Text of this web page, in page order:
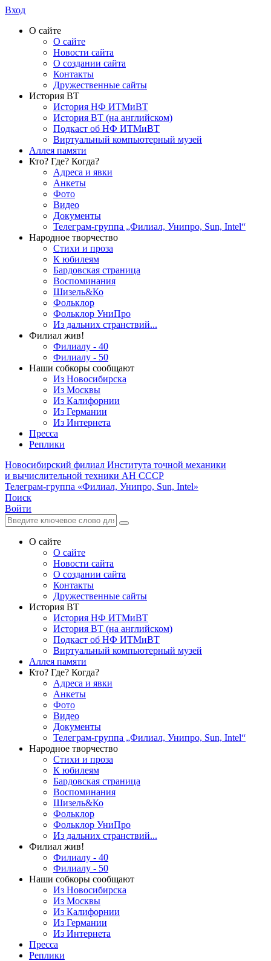
Вход
О сайте
О сайте
Новости сайта
О создании сайта
Контакты
Дружественные сайты
История ВТ
История НФ ИТМиВТ
История ВТ (на английском)
Подкаст об НФ ИТМиВТ
Виртуальный компьютерный музей
Аллея памяти
Кто? Где? Когда?
Адреса и явки
Анкеты
Фото
Видео
Документы
Телеграм-группа „Филиал, Унипро, Sun, Intel“
Народное творчество
Стихи и проза
К юбилеям
Бардовская страница
Воспоминания
Шизель&Ко
Фольклор
Фольклор УниПро
Из дальних странствий...
Филиал жив!
Филиалу - 40
Филиалу - 50
Наши собкоры сообщают
Из Новосибирска
Из Москвы
Из Калифорнии
Из Германии
Из Интернета
Пресса
Реплики
Новосибирский филиал Института точной механики
и вычислительной техники АН СССР
Телеграм-группа «Филиал, Унипро, Sun, Intel»
Поиск
Войти
О сайте
О сайте
Новости сайта
О создании сайта
Контакты
Дружественные сайты
История ВТ
История НФ ИТМиВТ
История ВТ (на английском)
Подкаст об НФ ИТМиВТ
Виртуальный компьютерный музей
Аллея памяти
Кто? Где? Когда?
Адреса и явки
Анкеты
Фото
Видео
Документы
Телеграм-группа „Филиал, Унипро, Sun, Intel“
Народное творчество
Стихи и проза
К юбилеям
Бардовская страница
Воспоминания
Шизель&Ко
Фольклор
Фольклор УниПро
Из дальних странствий...
Филиал жив!
Филиалу - 40
Филиалу - 50
Наши собкоры сообщают
Из Новосибирска
Из Москвы
Из Калифорнии
Из Германии
Из Интернета
Пресса
Реплики